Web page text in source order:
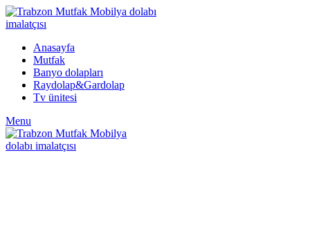
Anasayfa
Mutfak
Banyo dolapları
Raydolap&Gardolap
Tv ünitesi
Menu